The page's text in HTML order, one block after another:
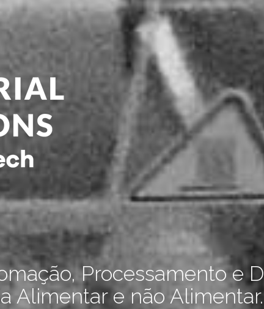
Processamento e
Alimentar e não Alimentar.